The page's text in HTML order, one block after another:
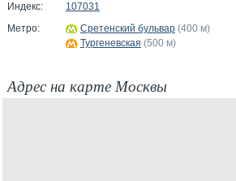
Индекс:
107031
Метро:
Сретенский бульвар (400 м)
Тургеневская (500 м)
Адрес на карте Москвы